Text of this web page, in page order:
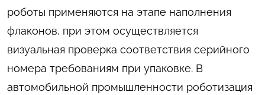
роботы применяются на этапе наполнения
флаконов, при этом осуществляется
визуальная проверка соответствия серийного
номера требованиям при упаковке. В
автомобильной промышленности роботизация